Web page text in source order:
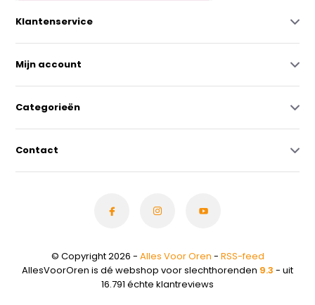
Klantenservice
Mijn account
Categorieën
Contact
© Copyright 2026 - Alles Voor Oren - RSS-feed
AllesVoorOren is dé webshop voor slechthorenden 9.3 - uit
16.791 échte klantreviews